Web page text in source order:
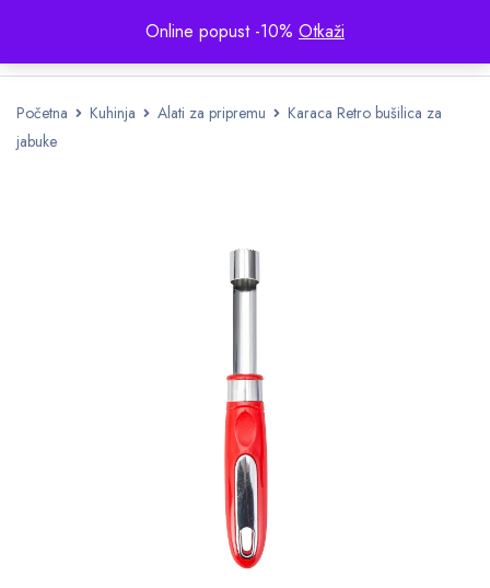
Online popust -10% Otkaži
Početna Kuhinja Alati za pripremu
Karaca Retro bušilica za
jabuke